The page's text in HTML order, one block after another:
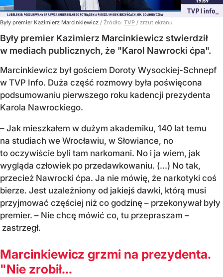
Były premier Kazimierz Marcinkiewicz / Źródło: TVP / zrzut ekranu
Były premier Kazimierz Marcinkiewicz stwierdził
w mediach publicznych, że "Karol Nawrocki ćpa".
Marcinkiewicz był gościem Doroty Wysockiej-Schnepf
w TVP Info. Duża część rozmowy była poświęcona
podsumowaniu pierwszego roku kadencji prezydenta
Karola Nawrockiego.
– Jak mieszkałem w dużym akademiku, 140 lat temu
na studiach we Wrocławiu, w Słowiance, no
to oczywiście byli tam narkomani. No i ja wiem, jak
wygląda człowiek po przedawkowaniu. (...) No tak,
przecież Nawrocki ćpa. Ja nie mówię, że narkotyki coś
bierze. Jest uzależniony od jakiejś dawki, którą musi
przyjmować częściej niż co godzinę – przekonywał były
premier. – Nie chcę mówić co, tu przepraszam –
zastrzegł.
Marcinkiewicz grzmi na prezydenta.
"Nie zrobił...